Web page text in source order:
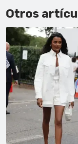
Otros